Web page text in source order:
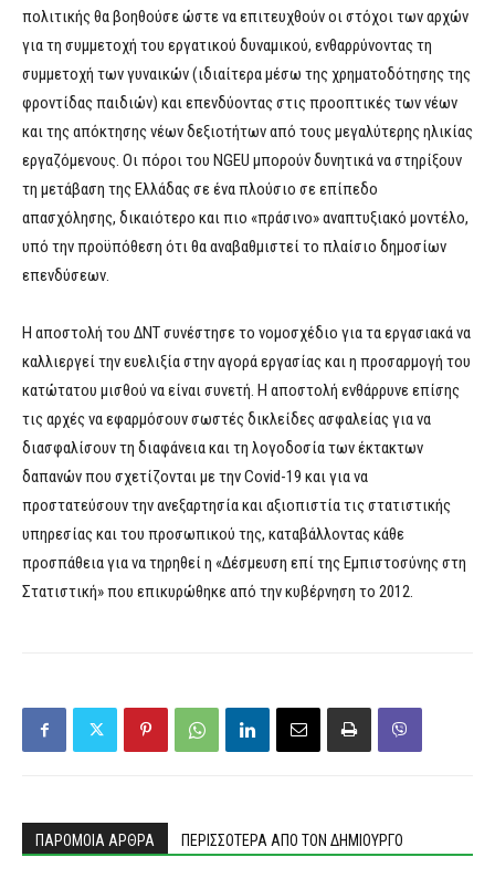
πολιτικής θα βοηθούσε ώστε να επιτευχθούν οι στόχοι των αρχών
για τη συμμετοχή του εργατικού δυναμικού, ενθαρρύνοντας τη
συμμετοχή των γυναικών (ιδιαίτερα μέσω της χρηματοδότησης της
φροντίδας παιδιών) και επενδύοντας στις προοπτικές των νέων
και της απόκτησης νέων δεξιοτήτων από τους μεγαλύτερης ηλικίας
εργαζόμενους. Οι πόροι του NGEU μπορούν δυνητικά να στηρίξουν
τη μετάβαση της Ελλάδας σε ένα πλούσιο σε επίπεδο
απασχόλησης, δικαιότερο και πιο «πράσινο» αναπτυξιακό μοντέλο,
υπό την προϋπόθεση ότι θα αναβαθμιστεί το πλαίσιο δημοσίων
επενδύσεων.
Η αποστολή του ΔΝΤ συνέστησε το νομοσχέδιο για τα εργασιακά να
καλλιεργεί την ευελιξία στην αγορά εργασίας και η προσαρμογή του
κατώτατου μισθού να είναι συνετή. Η αποστολή ενθάρρυνε επίσης
τις αρχές να εφαρμόσουν σωστές δικλείδες ασφαλείας για να
διασφαλίσουν τη διαφάνεια και τη λογοδοσία των έκτακτων
δαπανών που σχετίζονται με την Covid-19 και για να
προστατεύσουν την ανεξαρτησία και αξιοπιστία τις στατιστικής
υπηρεσίας και του προσωπικού της, καταβάλλοντας κάθε
προσπάθεια για να τηρηθεί η «Δέσμευση επί της Εμπιστοσύνης στη
Στατιστική» που επικυρώθηκε από την κυβέρνηση το 2012.
ΠΑΡΟΜΟΙΑ ΑΡΘΡΑ ΠΕΡΙΣΣΟΤΕΡΑ ΑΠΟ ΤΟΝ ΔΗΜΙΟΥΡΓΟ